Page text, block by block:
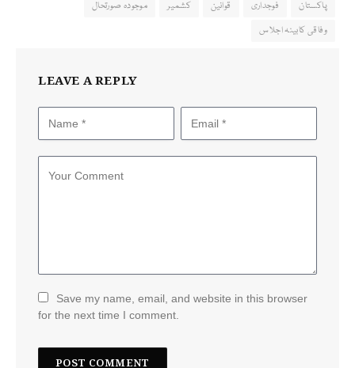
پاکستان فوجداری قوانین کشمیر
موجودہ صورتحال
وفاقی کابینہ اجلاس
LEAVE A REPLY
Save my name, email, and website in this browser
for the next time I comment.